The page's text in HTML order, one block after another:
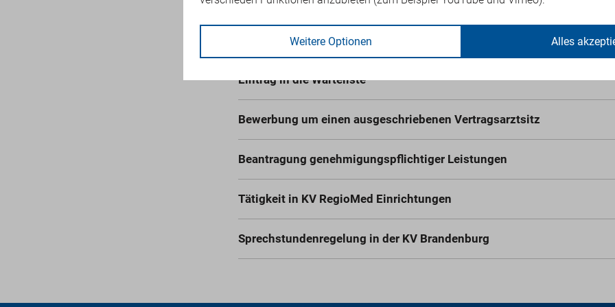
Antrag auf Zulassung als Vertragsarzt
Eintrag in die Warteliste
Bewerbung um einen ausgeschriebenen Vertragsarztsitz
Beantragung genehmigungspflichtiger Leistungen
Tätigkeit in KV RegioMed Einrichtungen
Sprechstundenregelung in der KV Brandenburg
Weitere Optionen Alles